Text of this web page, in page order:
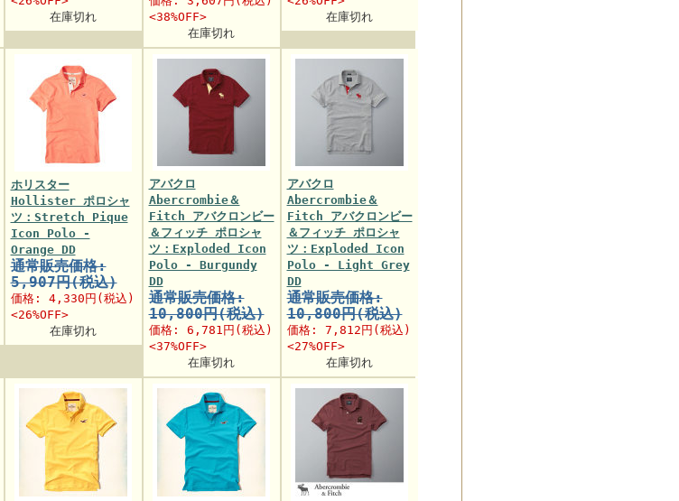
在庫切れ
<38%OFF>
在庫切れ
在庫切れ
ホリスター
Hollister ポロシャ
ツ：Stretch Pique
Icon Polo -
Orange DD
通常販売価格:
5,907円(税込)
価格: 4,330円 (税込)
<26%OFF>
在庫切れ
アバクロ
Abercrombie＆
Fitch アバクロンビー
＆フィッチ ポロシャ
ツ：Exploded Icon
Polo - Burgundy
DD
通常販売価格:
10,800円(税込)
価格: 6,781円 (税込)
<37%OFF>
在庫切れ
アバクロ
Abercrombie＆
Fitch アバクロンビー
＆フィッチ ポロシャ
ツ：Exploded Icon
Polo - Light Grey
DD
通常販売価格:
10,800円(税込)
価格: 7,812円 (税込)
<27%OFF>
在庫切れ